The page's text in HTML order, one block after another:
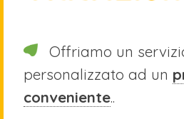
Offriamo un
personalizzato ad un
conveniente..